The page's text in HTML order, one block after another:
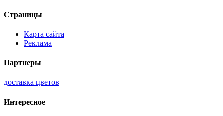
Страницы
Карта сайта
Реклама
Партнеры
доставка цветов
Интересное